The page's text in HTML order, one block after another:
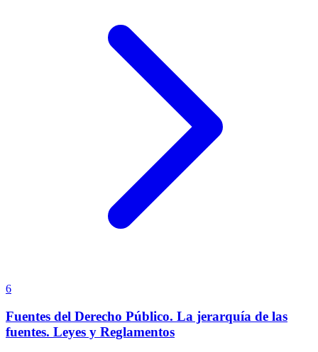
6
Fuentes del Derecho Público. La jerarquía de las
fuentes. Leyes y Reglamentos